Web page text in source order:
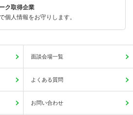
ク取得企業
個人情報をお守りします。
面談会場一覧
よくある質問
お問い合わせ